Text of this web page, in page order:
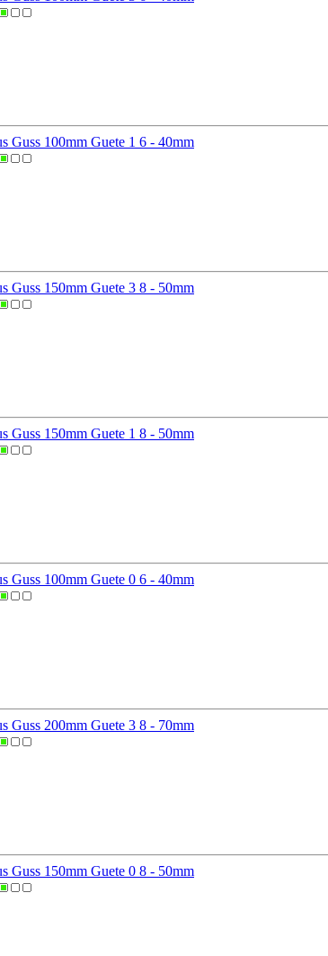
Guss 100mm Guete 1 6 - 40mm
Guss 150mm Guete 3 8 - 50mm
Guss 150mm Guete 1 8 - 50mm
Guss 100mm Guete 0 6 - 40mm
Guss 200mm Guete 3 8 - 70mm
Guss 150mm Guete 0 8 - 50mm